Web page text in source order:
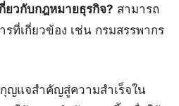
ยวกับกฎหมายธุรกิจ? สามารถ
ที่เกี่ยวข้อง เช่น กรมสรรพากร
ญแจสำคัญสู่ความสำเร็จใน